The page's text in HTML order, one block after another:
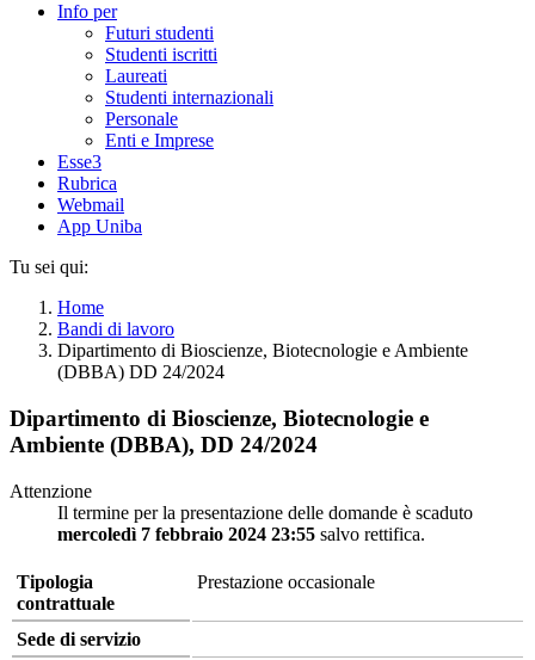
Info per
Futuri studenti
Studenti iscritti
Laureati
Studenti internazionali
Personale
Enti e Imprese
Esse3
Rubrica
Webmail
App Uniba
Tu sei qui:
Home
Bandi di lavoro
Dipartimento di Bioscienze, Biotecnologie e Ambiente
(DBBA) DD 24/2024
Dipartimento di Bioscienze, Biotecnologie e
Ambiente (DBBA), DD 24/2024
Attenzione
Il termine per la presentazione delle domande è scaduto
mercoledì 7 febbraio 2024 23:55 salvo rettifica.
Tipologia
contrattuale
Prestazione occasionale
Sede di servizio